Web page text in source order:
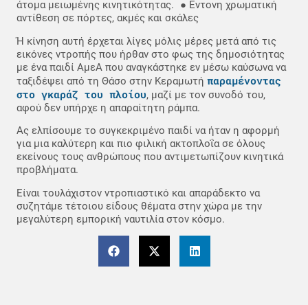
άτομα μειωμένης κινητικότητας. ● Εντονη χρωματική
αντίθεση σε πόρτες, ακμές και σκάλες
Ή κίνηση αυτή έρχεται λίγες μόλις μέρες μετά από τις
εικόνες ντροπής που ήρθαν στο φως της δημοσιότητας
με ένα παιδί ΑμεΑ που αναγκάστηκε εν μέσω καύσωνα να
ταξιδέψει από τη Θάσο στην Κεραμωτή παραμένοντας
στο γκαράζ του πλοίου, μαζί με τον συνοδό του,
αφού δεν υπήρχε η απαραίτητη ράμπα.
Ας ελπίσουμε το συγκεκριμένο παιδί να ήταν η αφορμή
για μια καλύτερη και πιο φιλική ακτοπλοΐα σε όλους
εκείνους τους ανθρώπους που αντιμετωπίζουν κινητικά
προβλήματα.
Είναι τουλάχιστον ντροπιαστικό και απαράδεκτο να
συζητάμε τέτοιου είδους θέματα στην χώρα με την
μεγαλύτερη εμπορική ναυτιλία στον κόσμο.